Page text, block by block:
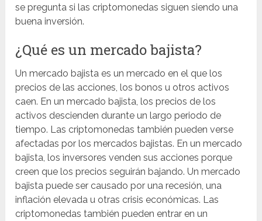
se pregunta si las criptomonedas siguen siendo una
buena inversión.
¿Qué es un mercado bajista?
Un mercado bajista es un mercado en el que los
precios de las acciones, los bonos u otros activos
caen. En un mercado bajista, los precios de los
activos descienden durante un largo periodo de
tiempo. Las criptomonedas también pueden verse
afectadas por los mercados bajistas. En un mercado
bajista, los inversores venden sus acciones porque
creen que los precios seguirán bajando. Un mercado
bajista puede ser causado por una recesión, una
inflación elevada u otras crisis económicas. Las
criptomonedas también pueden entrar en un